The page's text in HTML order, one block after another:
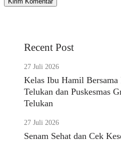
Recent Post
27 Juli 2026
Kelas Ibu Hamil Bersama
Telukan dan Puskesmas
Telukan
27 Juli 2026
Senam Sehat dan Cek